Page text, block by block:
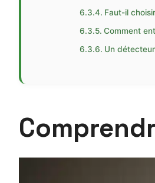
Faut-il
Comment
Un